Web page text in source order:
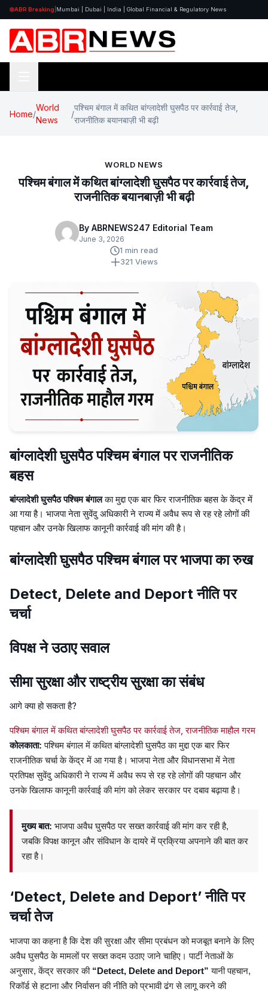
ABR Breaking Mumbai | Dubai | India | Global Financial & Regulatory News
Home/
World
News
/
पश्चिम बंगाल में कथित बांग्लादेशी घुसपैठ पर कार्रवाई तेज,
राजनीतिक बयानबाज़ी भी बढ़ी
WORLD NEWS
पश्चिम बंगाल में कथित बांग्लादेशी घुसपैठ पर कार्रवाई तेज,
राजनीतिक बयानबाज़ी भी बढ़ी
By ABRNEWS247 Editorial Team
June 3, 2026
1 min read
321 Views
बांग्लादेशी घुसपैठ पश्चिम बंगाल पर राजनीतिक
बहस
बांग्लादेशी घुसपैठ पश्चिम बंगालका मुद्दा एक बार फिर राजनीतिक बहस के केंद्र में
आ गया है। भाजपा नेता सुवेंदु अधिकारी ने राज्य में अवैध रूप से रह रहे लोगों की
पहचान और उनके खिलाफ कानूनी कार्रवाई की मांग की है।
बांग्लादेशी घुसपैठ पश्चिम बंगाल पर भाजपा का रुख
Detect, Delete and Deport नीति पर
चर्चा
विपक्ष ने उठाए सवाल
सीमा सुरक्षा और राष्ट्रीय सुरक्षा का संबंध
आगे क्या हो सकता है?
पश्चिम बंगाल में कथित बांग्लादेशी घुसपैठ पर कार्रवाई तेज, राजनीतिक माहौल गरम
कोलकाता: पश्चिम बंगाल में कथित बांग्लादेशी घुसपैठ का मुद्दा एक बार फिर
राजनीतिक चर्चा के केंद्र में आ गया है। भाजपा नेता और विधानसभा में नेता
प्रतिपक्ष सुवेंदु अधिकारी ने राज्य में अवैध रूप से रह रहे लोगों की पहचान और
उनके खिलाफ कानूनी कार्रवाई की मांग को लेकर सरकार पर दबाव बढ़ाया है।
मुख्य बात: भाजपा अवैध घुसपैठ पर सख्त कार्रवाई की मांग कर रही है,
जबकि विपक्ष कानून और संविधान के दायरे में प्रक्रिया अपनाने की बात कर
रहा है।
‘Detect, Delete and Deport’ नीति पर
चर्चा तेज
भाजपा का कहना है कि देश की सुरक्षा और सीमा प्रबंधन को मजबूत बनाने के लिए
अवैध घुसपैठ के मामलों पर सख्त कदम उठाए जाने चाहिए। पार्टी नेताओं के
अनुसार, केंद्र सरकार की “Detect, Delete and Deport” यानी पहचान,
रिकॉर्ड से हटाना और निर्वासन की नीति को प्रभावी ढंग से लागू करने की